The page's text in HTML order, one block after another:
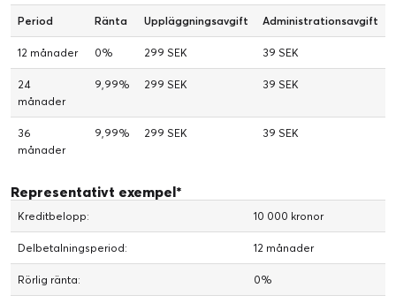
Period Ränta Uppläggningsavgift Administrationsavgift
12 månader 0% 299 SEK 39 SEK
24
månader
9,99% 299 SEK 39 SEK
36
månader
9,99% 299 SEK 39 SEK
Representativt exempel*
Kreditbelopp: 10 000 kronor
Delbetalningsperiod: 12 månader
Rörlig ränta: 0%